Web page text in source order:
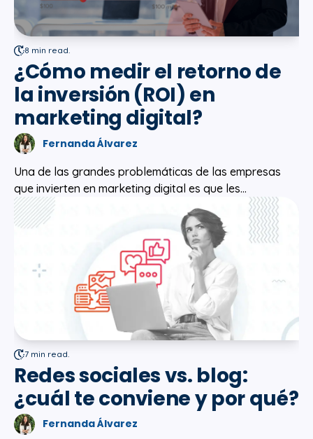
8 min read.
¿Cómo medir el retorno de
la inversión (ROI) en
marketing digital?
Fernanda Álvarez
Una de las grandes problemáticas de las empresas
que invierten en marketing digital es que les...
7 min read.
Redes sociales vs. blog:
¿cuál te conviene y por qué?
Fernanda Álvarez